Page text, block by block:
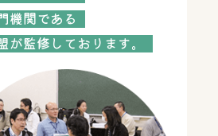
機関である
が監修しております。